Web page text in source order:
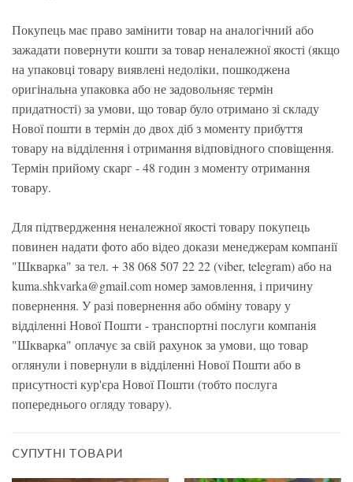
Покупець має право замінити товар на аналогічний або
зажадати повернути кошти за товар неналежної якості (якщо
на упаковці товару виявлені недоліки, пошкоджена
оригінальна упаковка або не задовольняє термін
придатності) за умови, що товар було отримано зі складу
Нової пошти в термін до двох діб з моменту прибуття
товару на відділення і отримання відповідного сповіщення.
Термін прийому скарг - 48 годин з моменту отримання
товару.
Для підтвердження неналежної якості товару покупець
повинен надати фото або відео докази менеджерам компанії
"Шкварка" за тел. + 38 068 507 22 22 (viber, telegram) або на
kuma.shkvarka@gmail.com номер замовлення, і причину
повернення. У разі повернення або обміну товару у
відділенні Нової Пошти - транспортні послуги компанія
"Шкварка" оплачує за свій рахунок за умови, що товар
оглянули і повернули в відділенні Нової Пошти або в
присутності кур'єра Нової Пошти (тобто послуга
попереднього огляду товару).
СУПУТНІ ТОВАРИ